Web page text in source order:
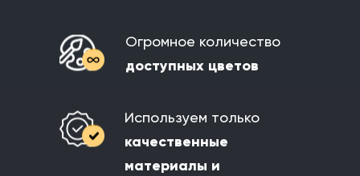
Огромное количество
доступных цветов
Используем только
качественные
материалы и